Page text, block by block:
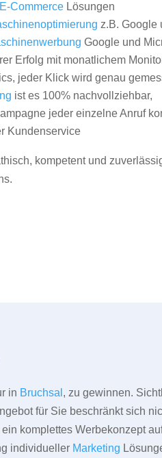
E-CommerceLösungen
z.B. Google
Google und
Erfolg mit monatlichem
jeder Klick wird genau
ist es 100% nachvollziehbar,
jeder einzelne Anruf
Kundenservice
kompetent und
in Bruchsal , zu gewinnen.
für Sie beschränkt sich
komplettes Werbekonzept
individueller Marketing